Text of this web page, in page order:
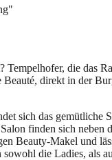
"
Tempelhofer, die das
direkt in der
sich das gemütliche
finden sich
Beauty-Makel und
die Ladies, als